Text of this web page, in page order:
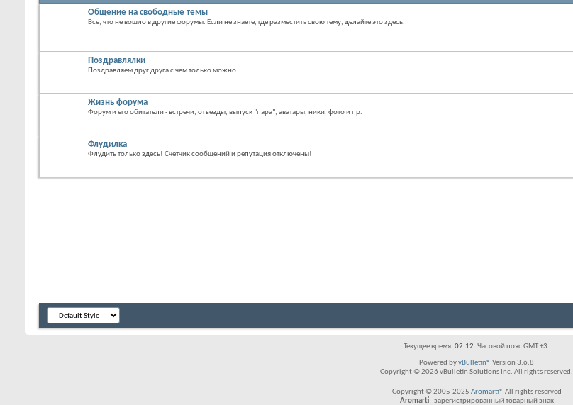
Общение на свободные темы
Все, что не вошло в другие форумы. Если не знаете, где разместить свою тему, делайте это здесь.
Поздравлялки
Поздравляем друг друга с чем только можно
Жизнь форума
Форум и его обитатели - встречи, отъезды, выпуск "пара", аватары, ники, фото и пр.
Флудилка
Флудить только здесь! Счетчик сообщений и репутация отключены!
Текущее время: 02:12. Часовой пояс GMT +3.
Powered byvBulletin® Version 3.6.8
Copyright © 2026 vBulletin Solutions Inc. All rights reserved.
Copyright © 2005-2025 Aromarti® All rights reserved
Aromarti- зарегистрированный товарный знак